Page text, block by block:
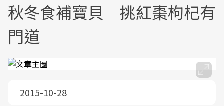
秋冬食補寶貝 挑紅棗枸杞有
門道
2015-10-28